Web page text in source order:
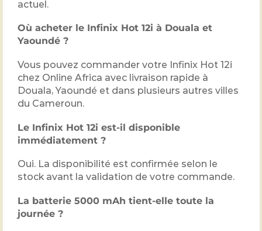
actuel.
Où acheter le Infinix Hot 12i à Douala et
Yaoundé ?
Vous pouvez commander votre Infinix Hot 12i
chez Online Africa avec livraison rapide à
Douala, Yaoundé et dans plusieurs autres villes
du Cameroun.
Le Infinix Hot 12i est-il disponible
immédiatement ?
Oui. La disponibilité est confirmée selon le
stock avant la validation de votre commande.
La batterie 5000 mAh tient-elle toute la
journée ?